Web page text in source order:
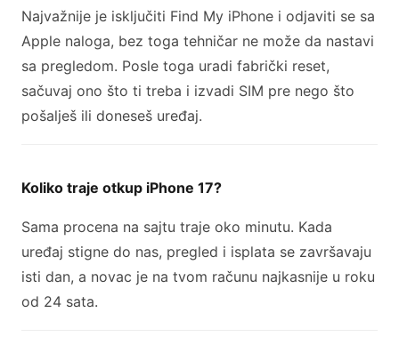
Najvažnije je isključiti Find My iPhone i odjaviti se sa
Apple naloga, bez toga tehničar ne može da nastavi
sa pregledom. Posle toga uradi fabrički reset,
sačuvaj ono što ti treba i izvadi SIM pre nego što
pošalješ ili doneseš uređaj.
Koliko traje otkup iPhone 17?
Sama procena na sajtu traje oko minutu. Kada
uređaj stigne do nas, pregled i isplata se završavaju
isti dan, a novac je na tvom računu najkasnije u roku
od 24 sata.